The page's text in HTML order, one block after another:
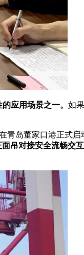
应用场景之一。 如
青岛董家口港正式启
吊对接安全流畅交